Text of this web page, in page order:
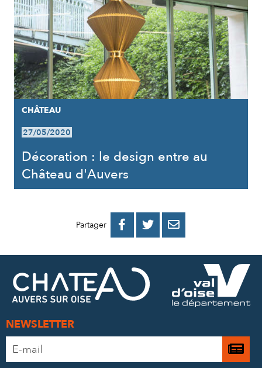
CHÂTEAU
27/05/2020
Décoration : le design entre au
Château d'Auvers
Partager 
PARTAGER
FACEBOOK
PARTAGER
PARTAGER
MAIL
NEWSLETTER
Adresse
e-
Je